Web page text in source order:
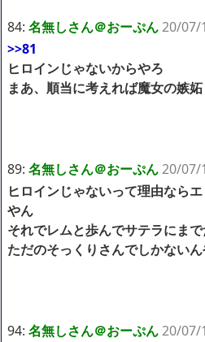
84: 名無しさん＠おーぷん20/07/
>>81
ヒロインじゃないからやろ
まあ、順当に考えれば魔女の嫉妬
89: 名無しさん＠おーぷん20/07/
ヒロインじゃないって理由なら
やん
それでレムと歩んでサテラにま
ただのそっくりさんでしかない
94: 名無しさん＠おーぷん20/07/